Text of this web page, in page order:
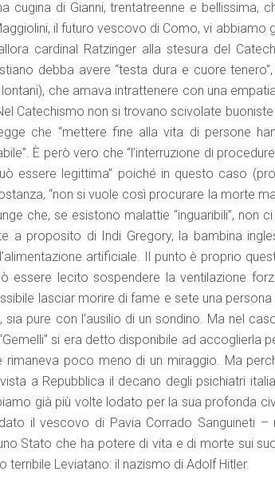
di Gianni, trentatreenne e bellissima,
il futuro vescovo di Como, vi abbiamo
cardinal Ratzinger alla stesura del
debba avere “testa dura e cuore
che amava intrattenere con una
Catechismo non si trovano scivolate
che “mettere fine alla vita di persone
È però vero che “l’interruzione di
essere legittima” poiché in questo caso
“non si vuole così procurare la morte
che, se esistono malattie “inguaribili”, non
a proposito di Indi Gregory, la bambina
artificiale. Il punto è proprio
essere lecito sospendere la ventilazione
lasciar morire di fame e sete una persona
pure con l’ausilio di un sondino. Ma nel
si era detto disponibile ad accoglierla
rimaneva poco meno di un miraggio. Ma
a Repubblica il decano degli psichiatri
già più volte lodato per la sua profonda
il vescovo di Pavia Corrado Sanguineti –
Stato che ha potere di vita e di morte sui
terribile Leviatano: il nazismo di Adolf Hitler.